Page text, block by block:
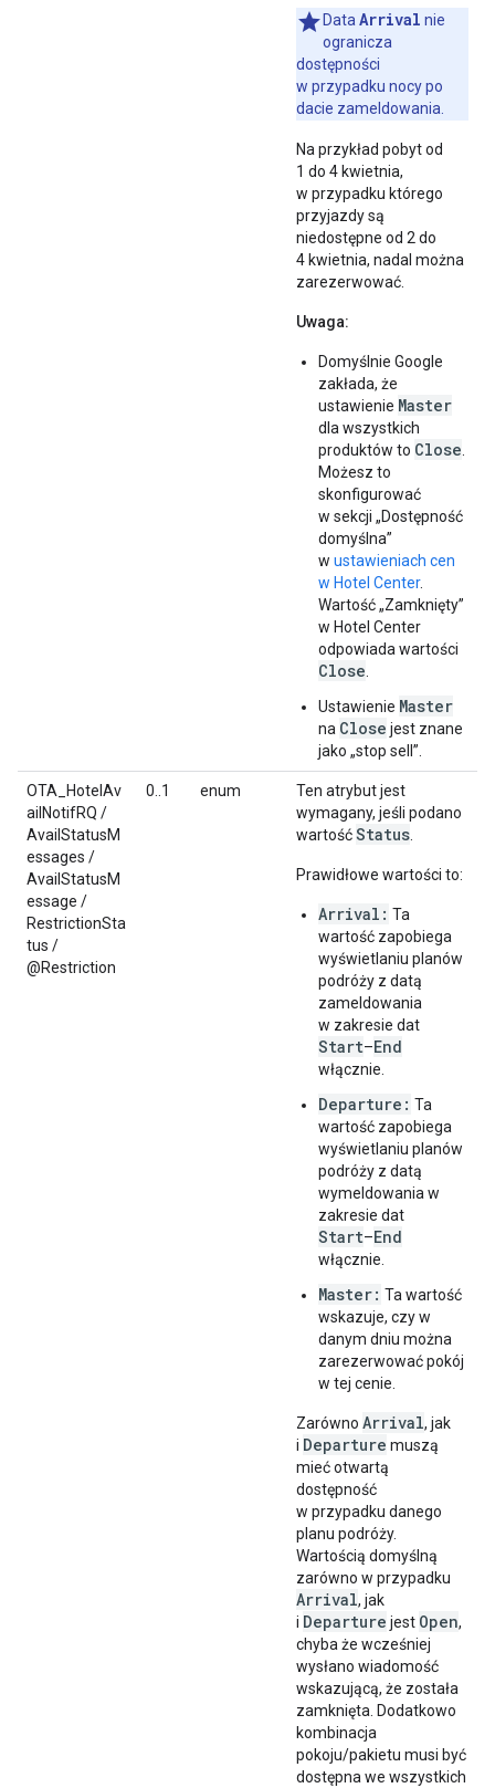
Data Arrival nie
ogranicza
dostępności
w przypadku nocy po
dacie zameldowania.
Na przykład pobyt od
1 do 4 kwietnia,
w przypadku którego
przyjazdy są
niedostępne od 2 do
4 kwietnia, nadal można
zarezerwować.
Uwaga:
Domyślnie Google
zakłada, że
ustawienie Master
dla wszystkich
produktów to Close
Możesz to
skonfigurować
w sekcji „Dostępność
domyślna”
w ustawieniach cen
w Hotel Center.
Wartość „Zamknięty”
w Hotel Center
odpowiada wartości
Close
Ustawienie Master
na Close jest znane
jako „stop sell”.
OTA_HotelAv
ailNotifRQ /
AvailStatusM
essages /
AvailStatusM
essage /
RestrictionSta
tus /
@Restriction
0..1 enum
Ten atrybut jest
wymagany, jeśli podano
wartośćStatus
Prawidłowe wartości to:
Arrival: Ta
wartość zapobiega
wyświetlaniu planów
podróży z datą
zameldowania
w zakresie dat
Start–End
włącznie.
Departure: Ta
wartość zapobiega
wyświetlaniu planów
podróży z datą
wymeldowania w
zakresie dat
Start–End
włącznie.
Master: Ta wartość
wskazuje, czy w
danym dniu można
zarezerwować pokój
w tej cenie.
Zarówno Arrival, jak
i Departure muszą
mieć otwartą
dostępność
w przypadku danego
planu podróży.
Wartością domyślną
zarówno w przypadku
Arrival, jak
i Departure jest Open,
chyba że wcześniej
wysłano wiadomość
wskazującą, że została
zamknięta. Dodatkowo
kombinacja
pokoju/pakietu musi być
dostępna we wszystkich